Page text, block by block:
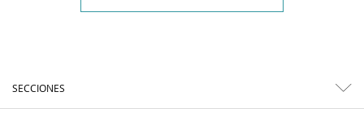
SECCIONES